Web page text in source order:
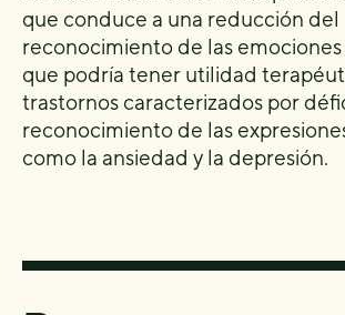
que conduce a una reducción del
reconocimiento de las emociones
que podría tener utilidad
trastornos caracterizados por
reconocimiento de las
como la ansiedad y la depresión.